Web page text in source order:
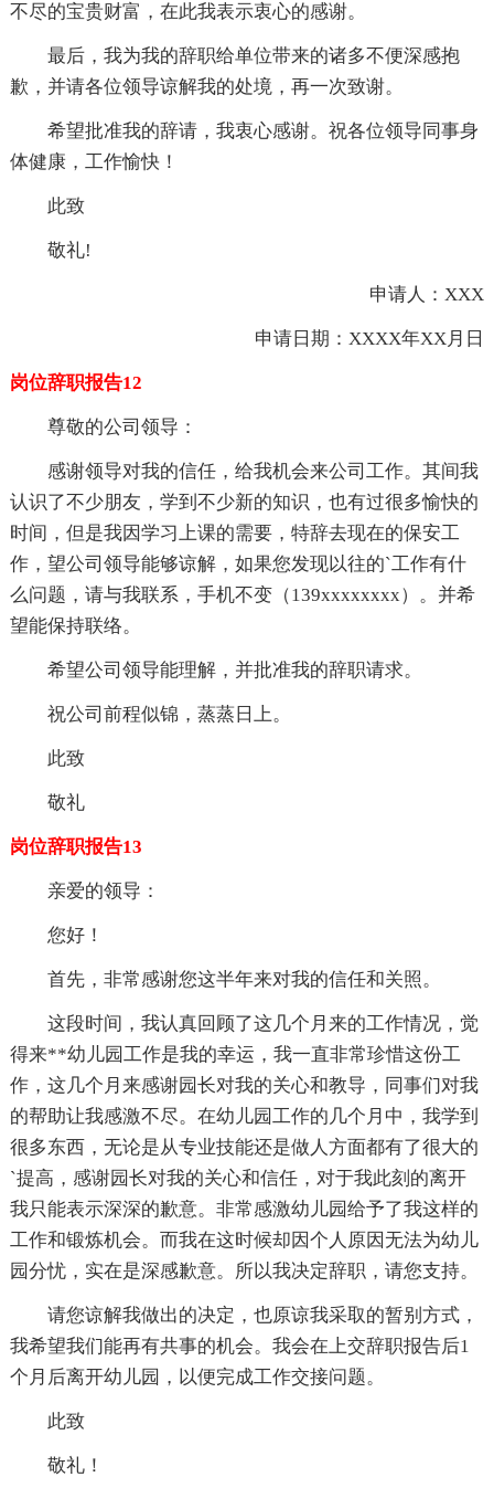
不尽的宝贵财富，在此我表示衷心的感谢。
最后，我为我的辞职给单位带来的诸多不便深感抱
歉，并请各位领导谅解我的处境，再一次致谢。
希望批准我的辞请，我衷心感谢。祝各位领导同事身
体健康，工作愉快！
此致
敬礼!
申请人：XXX
申请日期：XXXX年XX月日
岗位辞职报告12
尊敬的公司领导：
感谢领导对我的信任，给我机会来公司工作。其间我
认识了不少朋友，学到不少新的知识，也有过很多愉快的
时间，但是我因学习上课的需要，特辞去现在的保安工
作，望公司领导能够谅解，如果您发现以往的`工作有什
么问题，请与我联系，手机不变（139xxxxxxxx）。并希
望能保持联络。
希望公司领导能理解，并批准我的辞职请求。
祝公司前程似锦，蒸蒸日上。
此致
敬礼
岗位辞职报告13
亲爱的领导：
您好！
首先，非常感谢您这半年来对我的信任和关照。
这段时间，我认真回顾了这几个月来的工作情况，觉
得来**幼儿园工作是我的幸运，我一直非常珍惜这份工
作，这几个月来感谢园长对我的关心和教导，同事们对我
的帮助让我感激不尽。在幼儿园工作的几个月中，我学到
很多东西，无论是从专业技能还是做人方面都有了很大的
`提高，感谢园长对我的关心和信任，对于我此刻的离开
我只能表示深深的歉意。非常感激幼儿园给予了我这样的
工作和锻炼机会。而我在这时候却因个人原因无法为幼儿
园分忧，实在是深感歉意。所以我决定辞职，请您支持。
请您谅解我做出的决定，也原谅我采取的暂别方式，
我希望我们能再有共事的机会。我会在上交辞职报告后1
个月后离开幼儿园，以便完成工作交接问题。
此致
敬礼！